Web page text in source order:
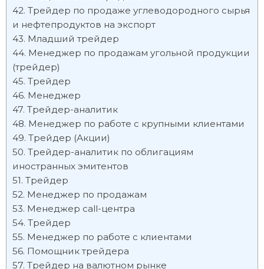
Трейдер по продаже углеводородного сырья
и нефтепродуктов на экспорт
Младший трейдер
Менеджер по продажам угольной продукции
(трейдер)
Трейдер
Менеджер
Трейдер-аналитик
Менеджер по работе с крупными клиентами
Трейдер (Акции)
Трейдер-аналитик по облигациям
иностранных эмитентов
Трейдер
Менеджер по продажам
Менеджер call-центра
Трейдер
Менеджер по работе с клиентами
Помощник трейдера
Трейдер на валютном рынке